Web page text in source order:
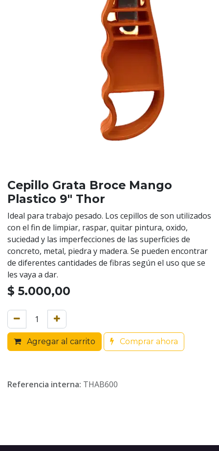
Cepillo Grata Broce Mango
Plastico 9" Thor
Ideal para trabajo pesado. Los cepillos de son utilizados
con el fin de limpiar, raspar, quitar pintura, oxido,
suciedad y las imperfecciones de las superficies de
concreto, metal, piedra y madera. Se pueden encontrar
de diferentes cantidades de fibras según el uso que se
les vaya a dar.
$ 5.000,00
Agregar al carrito Comprar ahora
Referencia interna: THAB600